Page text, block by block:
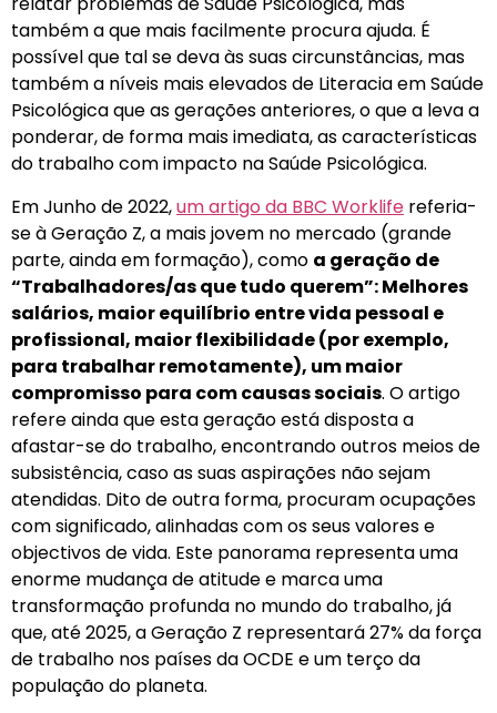
também a que mais facilmente procura ajuda. É
possível que tal se deva às suas circunstâncias, mas
também a níveis mais elevados de Literacia em Saúde
Psicológica que as gerações anteriores, o que a leva a
ponderar, de forma mais imediata, as características
do trabalho com impacto na Saúde Psicológica.
Em Junho de 2022,um artigo da BBC Worklife referia-
se à Geração Z, a mais jovem no mercado (grande
parte, ainda em formação), como a geração de
“Trabalhadores/as que tudo querem”: Melhores
salários, maior equilíbrio entre vida pessoal e
profissional, maior flexibilidade (por exemplo,
para trabalhar remotamente), um maior
compromisso para com causas sociais. O artigo
refere ainda que esta geração está disposta a
afastar-se do trabalho, encontrando outros meios de
subsistência, caso as suas aspirações não sejam
atendidas. Dito de outra forma, procuram ocupações
com significado, alinhadas com os seus valores e
objectivos de vida. Este panorama representa uma
enorme mudança de atitude e marca uma
transformação profunda no mundo do trabalho, já
que, até 2025, a Geração Z representará 27% da força
de trabalho nos países da OCDE e um terço da
população do planeta.